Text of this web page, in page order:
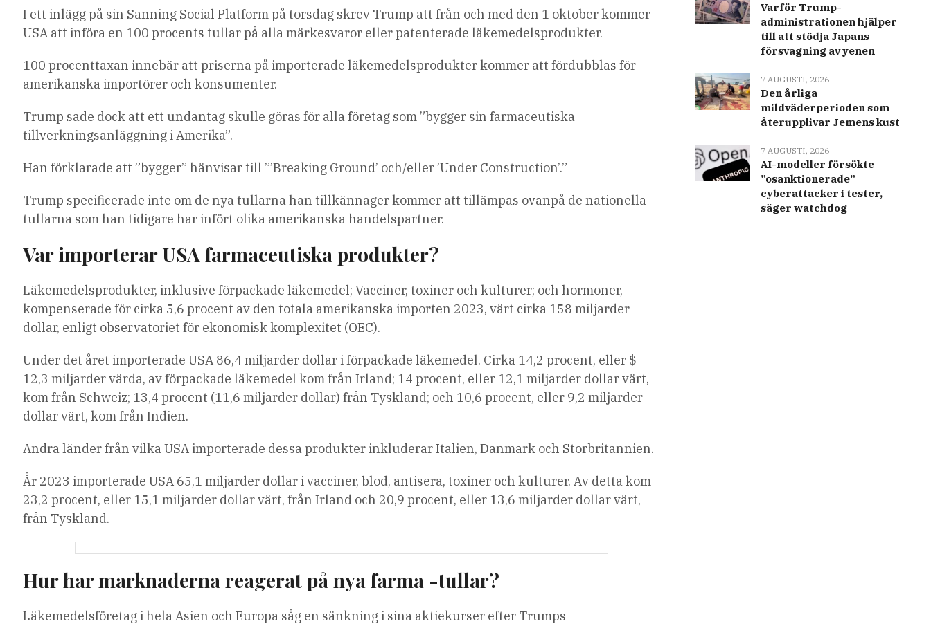
I ett inlägg på sin Sanning Social Platform på torsdag skrev Trump att från och med den 1 oktober kommer
USA att införa en 100 procents tullar på alla märkesvaror eller patenterade läkemedelsprodukter.
100 procenttaxan innebär att priserna på importerade läkemedelsprodukter kommer att fördubblas för
amerikanska importörer och konsumenter.
Trump sade dock att ett undantag skulle göras för alla företag som ”bygger sin farmaceutiska
tillverkningsanläggning i Amerika”.
Han förklarade att ”bygger” hänvisar till ”’Breaking Ground’ och/eller ’Under Construction’.”
Trump specificerade inte om de nya tullarna han tillkännager kommer att tillämpas ovanpå de nationella
tullarna som han tidigare har infört olika amerikanska handelspartner.
Var importerar USA farmaceutiska produkter?
Läkemedelsprodukter, inklusive förpackade läkemedel; Vacciner, toxiner och kulturer; och hormoner,
kompenserade för cirka 5,6 procent av den totala amerikanska importen 2023, värt cirka 158 miljarder
dollar, enligt observatoriet för ekonomisk komplexitet (OEC).
Under det året importerade USA 86,4 miljarder dollar i förpackade läkemedel. Cirka 14,2 procent, eller $
12,3 miljarder värda, av förpackade läkemedel kom från Irland; 14 procent, eller 12,1 miljarder dollar värt,
kom från Schweiz; 13,4 procent (11,6 miljarder dollar) från Tyskland; och 10,6 procent, eller 9,2 miljarder
dollar värt, kom från Indien.
Andra länder från vilka USA importerade dessa produkter inkluderar Italien, Danmark och Storbritannien.
År 2023 importerade USA 65,1 miljarder dollar i vacciner, blod, antisera, toxiner och kulturer. Av detta kom
23,2 procent, eller 15,1 miljarder dollar värt, från Irland och 20,9 procent, eller 13,6 miljarder dollar värt,
från Tyskland.
Hur har marknaderna reagerat på nya farma -tullar?
Läkemedelsföretag i hela Asien och Europa såg en sänkning i sina aktiekurser efter Trumps
Varför Trump-
administrationen hjälper
till att stödja Japans
försvagning av yenen
7 AUGUSTI, 2026
Den årliga
mildväderperioden som
återupplivar Jemens kust
7 AUGUSTI, 2026
AI-modeller försökte
”osanktionerade”
cyberattacker i tester,
säger watchdog